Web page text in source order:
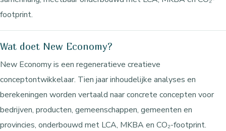
footprint.
Wat doet New Economy?
New Economy is een regeneratieve creatieve
conceptontwikkelaar. Tien jaar inhoudelijke analyses en
berekeningen worden vertaald naar concrete concepten voor
bedrijven, producten, gemeenschappen, gemeenten en
provincies, onderbouwd met LCA, MKBA en CO₂-footprint.